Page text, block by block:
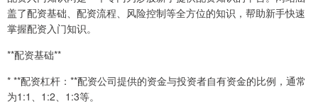
盖了配资基础、配资流程、风险控制等全方位的知识，帮助新手快速
掌握配资入门知识。
**配资基础**
* **配资杠杆：**配资公司提供的资金与投资者自有资金的比例，通常
为1:1、1:2、1:3等。